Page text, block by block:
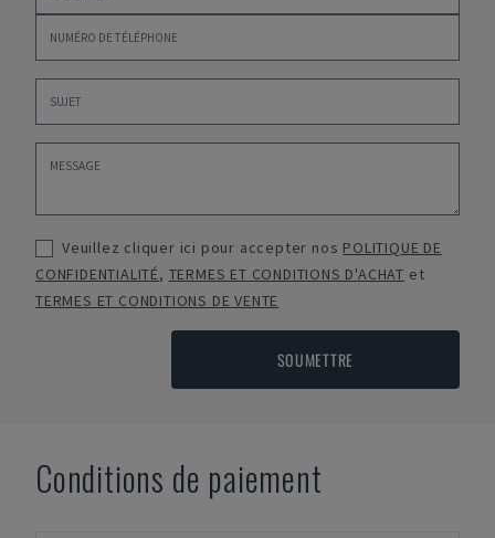
Veuillez cliquer ici pour accepter nos POLITIQUE DE
CONFIDENTIALITÉ, TERMES ET CONDITIONS D'ACHAT et
TERMES ET CONDITIONS DE VENTE
SOUMETTRE
Conditions de paiement